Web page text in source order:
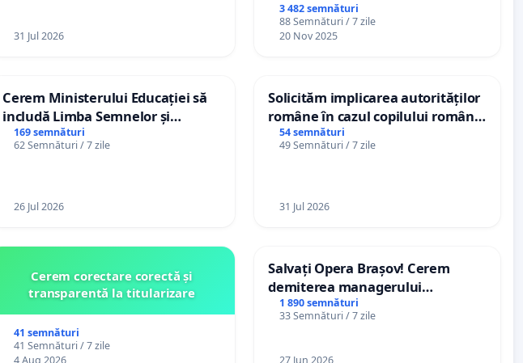
31 Jul 2026
3 482 semnături
88 Semnături / 7 zile
20 Nov 2025
Cerem Ministerului Educației să
includă Limba Semnelor și
alfabetul Braille în școlile din
Republica Moldova!
169 semnături
62 Semnături / 7 zile
26 Jul 2026
Solicităm implicarea autorităților
române în cazul copilului român
Wiliam Kristian Gheorghe, aflat în
plasament în Danemarca de 12
54 semnături
49 Semnături / 7 zile
31 Jul 2026
Cerem corectare corectă și
transparentă la titularizare
41 semnături
41 Semnături / 7 zile
4 Aug 2026
Salvați Opera Brașov! Cerem
demiterea managerului
interimar, Petrean Lucian-Marius!
1 890 semnături
33 Semnături / 7 zile
27 Jun 2026